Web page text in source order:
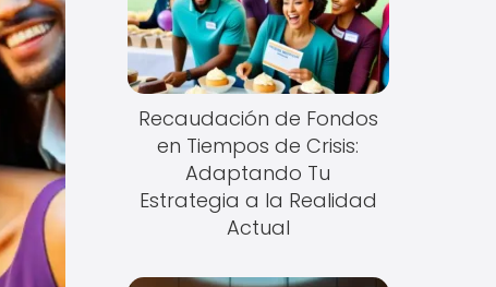
Recaudación de Fondos
en Tiempos de Crisis:
Adaptando Tu
Estrategia a la Realidad
Actual